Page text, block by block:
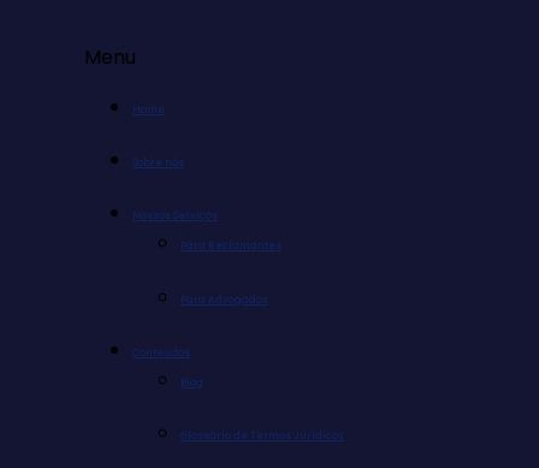
Menu
Home
Sobre nós
Nossos Serviços
Para Reclamantes
Para Advogados
Conteúdos
Blog
Glossário de Termos Jurídicos